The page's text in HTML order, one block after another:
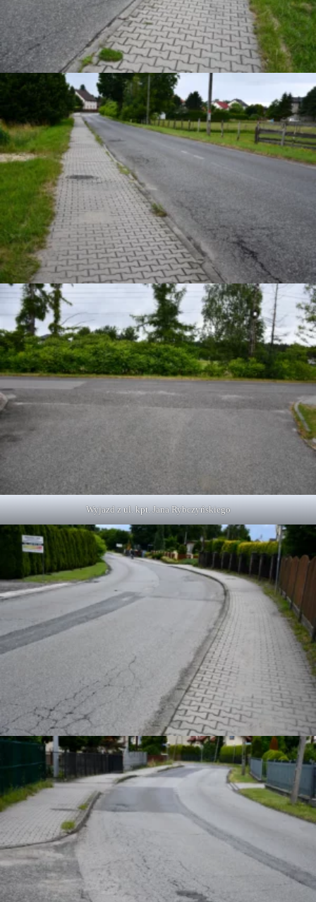
Wyjazd z ul. kpt. Jana Rybczyńskiego